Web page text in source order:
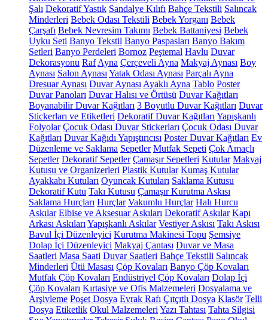
Şalı Dekoratif Yastık Sandalye Kılıfı Bahçe Tekstili Salıncak
Minderleri Bebek Odası Tekstili Bebek Yorganı Bebek
Çarşafı Bebek Nevresim Takımı Bebek Battaniyesi Bebek
Uyku Seti Banyo Tekstil Banyo Paspasları Banyo Bakım
Setleri Banyo Perdeleri Bornoz Peştemal Havlu Duvar
Dekorasyonu Raf Ayna Çerçeveli Ayna Makyaj Aynası Boy
Aynası Salon Aynası Yatak Odası Aynası Parçalı Ayna
Dresuar Aynası Duvar Aynası Ayaklı Ayna Tablo Poster
Duvar Panoları Duvar Halısı ve Örtüsü Duvar Kağıtları
Boyanabilir Duvar Kağıtları 3 Boyutlu Duvar Kağıtları Duvar
Stickerları ve Etiketleri Dekoratif Duvar Kağıtları Yapışkanlı
Folyolar Çocuk Odası Duvar Stickerları Çocuk Odası Duvar
Kağıtları Duvar Kağıdı Yapıştırıcısı Poster Duvar Kağıtları Ev
Düzenleme ve Saklama Sepetler Mutfak Sepeti Çok Amaçlı
Sepetler Dekoratif Sepetler Çamaşır Sepetleri Kutular Makyaj
Kutusu ve Organizerleri Plastik Kutular Kumaş Kutular
Ayakkabı Kutuları Oyuncak Kutuları Saklama Kutusu
Dekoratif Kutu Takı Kutusu Çamaşır Kurutma Askısı
Saklama Hurçları Hurçlar Vakumlu Hurçlar Halı Hurcu
Askılar Elbise ve Aksesuar Askıları Dekoratif Askılar Kapı
Arkası Askıları Yapışkanlı Askılar Vestiyer Askısı Takı Askısı
Bavul İçi Düzenleyici Kurutma Makinesi Topu Şemsiye
Dolap İçi Düzenleyici Makyaj Çantası Duvar ve Masa
Saatleri Masa Saati Duvar Saatleri Bahçe Tekstili Salıncak
Minderleri Ütü Masası Çöp Kovaları Banyo Çöp Kovaları
Mutfak Çöp Kovaları Endüstriyel Çöp Kovaları Dolap İçi
Çöp Kovaları Kırtasiye ve Ofis Malzemeleri Dosyalama ve
Arşivleme Poşet Dosya Evrak Rafı Çıtçıtlı Dosya Klasör Telli
Dosya Etiketlik Okul Malzemeleri Yazı Tahtası Tahta Silgisi